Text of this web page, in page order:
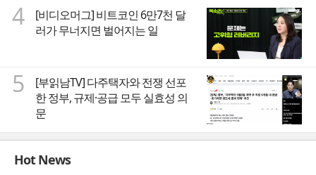
4
[비디오머그] 비트코인 6만7천 달
러가 무너지면 벌어지는 일
5
[부읽남TV] 다주택자와 전쟁 선포
한 정부, 규제·공급 모두 실효성 의
문
Hot News